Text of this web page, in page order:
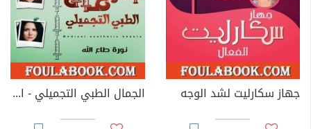
جهاز سكارليت لشد الوجه الجمال الطبي التجميلي - الجزء الثالث